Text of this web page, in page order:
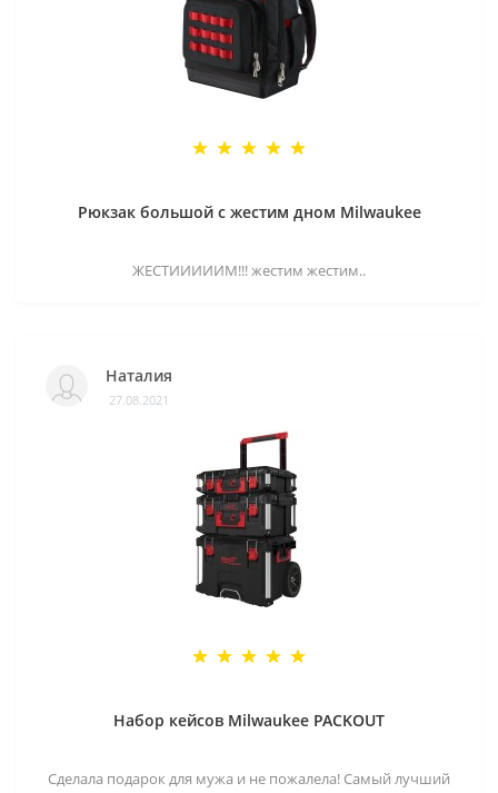
Рюкзак большой с жестим дном Milwaukee
ЖЕСТИИИИИМ!!! жестим жестим..
Наталия
27.08.2021
Набор кейсов Milwaukee PACKOUT
Сделала подарок для мужа и не пожалела! Самый лучший